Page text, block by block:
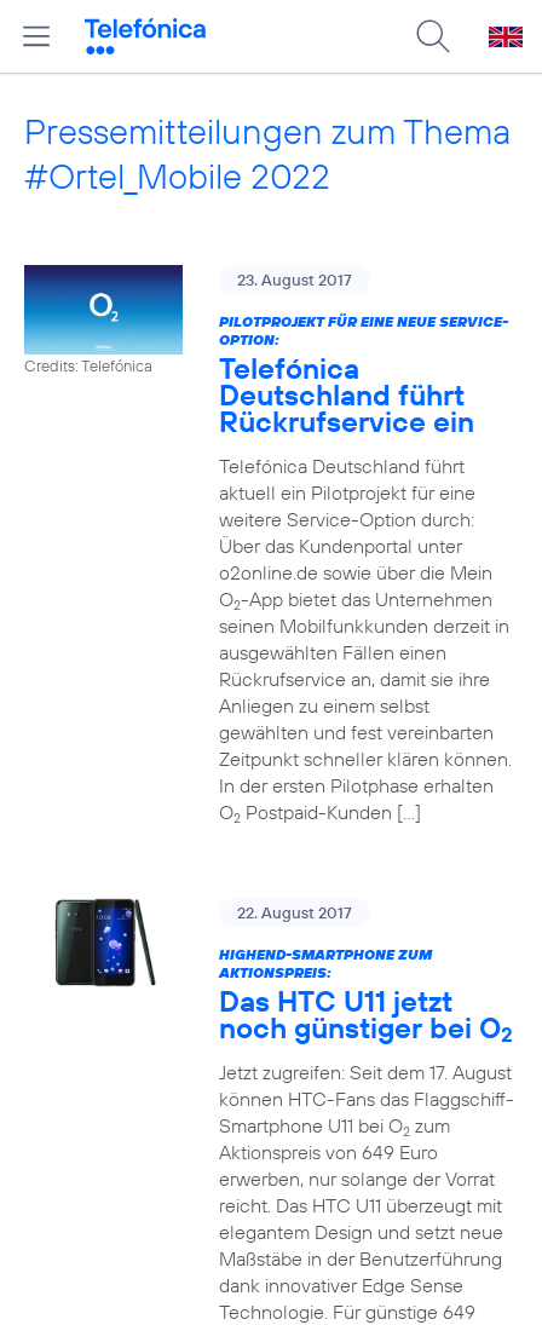
Pressemitteilungen zum Thema
#Ortel_Mobile 2022
Credits: Telefónica
23. August 2017
PILOTPROJEKT FÜR EINE NEUE SERVICE-
OPTION:
Telefónica
Deutschland führt
Rückrufservice ein
Telefónica Deutschland führt
aktuell ein Pilotprojekt für eine
weitere Service-Option durch:
Über das Kundenportal unter
o2online.de sowie über die Mein
O2-App bietet das Unternehmen
seinen Mobilfunkkunden derzeit in
ausgewählten Fällen einen
Rückrufservice an, damit sie ihre
Anliegen zu einem selbst
gewählten und fest vereinbarten
Zeitpunkt schneller klären können.
In der ersten Pilotphase erhalten
O2Postpaid-Kunden […]
22. August 2017
HIGHEND-SMARTPHONE ZUM
AKTIONSPREIS:
Das HTC U11 jetzt
noch günstiger bei O2
Jetzt zugreifen: Seit dem 17. August
können HTC-Fans das Flaggschiff-
Smartphone U11 bei O2zum
Aktionspreis von 649 Euro
erwerben, nur solange der Vorrat
reicht. Das HTC U11 überzeugt mit
elegantem Design und setzt neue
Maßstäbe in der Benutzerführung
dank innovativer Edge Sense
Technologie. Für günstige 649